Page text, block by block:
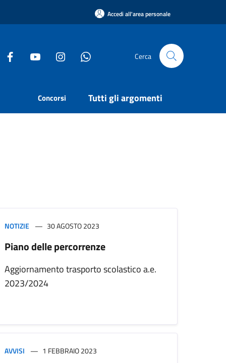
Accedi all'area personale
Cerca
Concorsi Tutti gli argomenti
NOTIZIE 30 AGOSTO 2023
Piano delle percorrenze
Aggiornamento trasporto scolastico a.e.
2023/2024
AVVISI 1 FEBBRAIO 2023